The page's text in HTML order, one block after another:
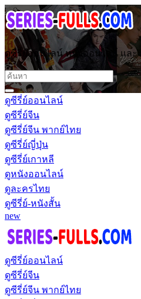
ดูซีรี่ย์ออนไลน์ หนังออนไลน์ และ
ดูซีรี่ย์ออนไลน์
ดูซีรี่ย์จีน
ดูซีรี่ย์จีน พากย์ไทย
ดูซีรี่ย์ญี่ปุ่น
ดูซีรี่ย์เกาหลี
ดูหนังออนไลน์
ดูละครไทย
ดูซีรี่ย์-หนังสั้น
new
ดูซีรี่ย์ออนไลน์
ดูซีรี่ย์จีน
ดูซีรี่ย์จีน พากย์ไทย